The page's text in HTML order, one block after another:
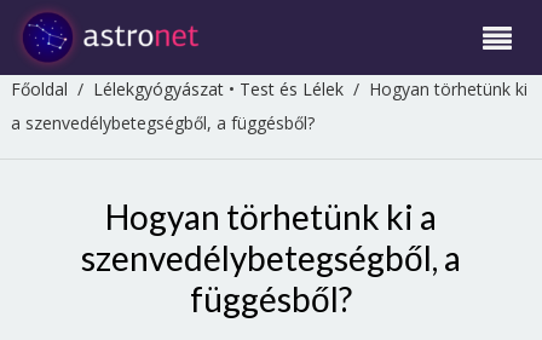
Főoldal / Lélekgyógyászat• Test és Lélek/ Hogyan törhetünk ki
a szenvedélybetegségből, a függésből?
Hogyan törhetünk ki a
szenvedélybetegségből, a
függésből?